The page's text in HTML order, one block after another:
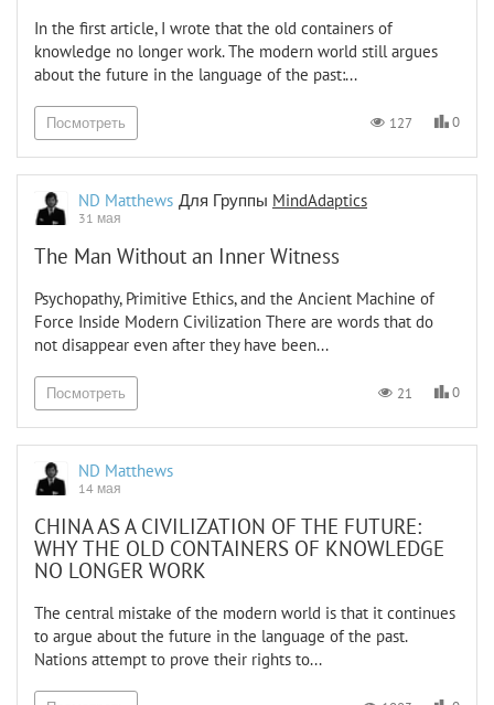
In the first article, I wrote that the old containers of
knowledge no longer work. The modern world still argues
about the future in the language of the past:...
Посмотреть 127 0
ND Matthews
31 мая
Для Группы MindAdaptics
The Man Without an Inner Witness
Psychopathy, Primitive Ethics, and the Ancient Machine of
Force Inside Modern Civilization There are words that do
not disappear even after they have been...
Посмотреть 21 0
ND Matthews
14 мая
CHINA AS A CIVILIZATION OF THE FUTURE:
WHY THE OLD CONTAINERS OF KNOWLEDGE
NO LONGER WORK
The central mistake of the modern world is that it continues
to argue about the future in the language of the past.
Nations attempt to prove their rights to...